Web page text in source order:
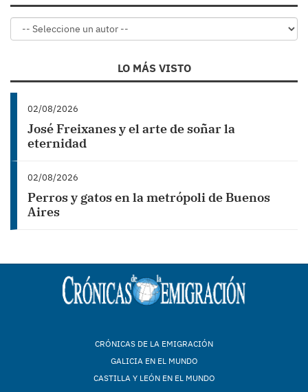
LO MÁS VISTO
02/08/2026
José Freixanes y el arte de soñar la
eternidad
02/08/2026
Perros y gatos en la metrópoli de Buenos
Aires
CRÓNICAS DE LA EMIGRACIÓN
GALICIA EN EL MUNDO
CASTILLA Y LEÓN EN EL MUNDO